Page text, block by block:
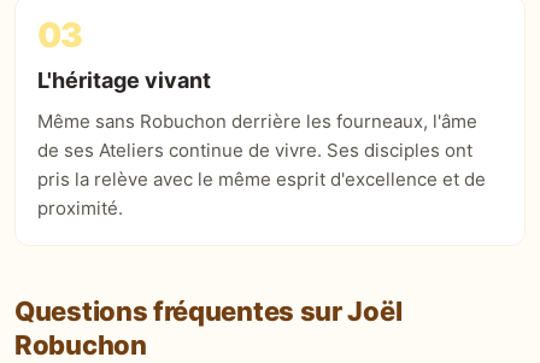
03
L'héritage vivant
Même sans Robuchon derrière les fourneaux, l'âme
de ses Ateliers continue de vivre. Ses disciples ont
pris la relève avec le même esprit d'excellence et de
proximité.
Questions fréquentes sur Joël
Robuchon